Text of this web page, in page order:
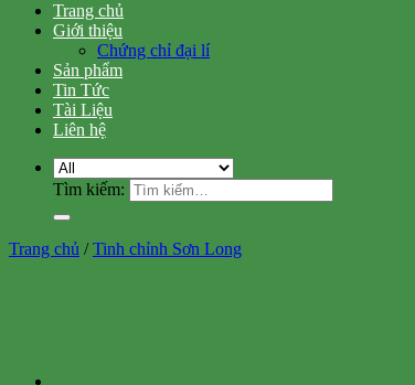
Trang chủ
Giới thiệu
Chứng chỉ đại lí
Sản phẩm
Tin Tức
Tài Liệu
Liên hệ
Tìm kiếm:
Trang chủ / Tinh chỉnh Sơn Long